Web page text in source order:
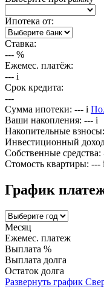
Ипотека от:
Ставка:
--- %
Ежемес. платёж:
--- i
Срок кредита:
---
Сумма ипотеки: --- i
Ваши накопления: --- i
Накопительные взносы:
Инвестиционный
Собственные средства:
Стомость квартиры: --- i
График
Месяц
Ежемес. платеж
Выплата %
Выплата долга
Остаток долга
Развернуть график